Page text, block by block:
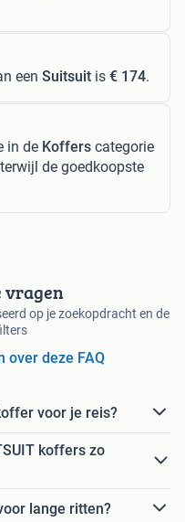
een Suitsuit is € 174.
in de Koffers categorie
de goedkoopste
vragen
op je zoekopdracht en de
over deze FAQ
voor je reis?
koffers zo
lange ritten?